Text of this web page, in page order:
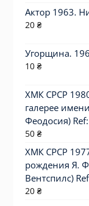
Актор 1963.
20 ₴
Угорщина.
10 ₴
ХМК СРСР
галерее
Феодосия)
50 ₴
ХМК СРСР
рождения Я.
Вентспилс)
20 ₴